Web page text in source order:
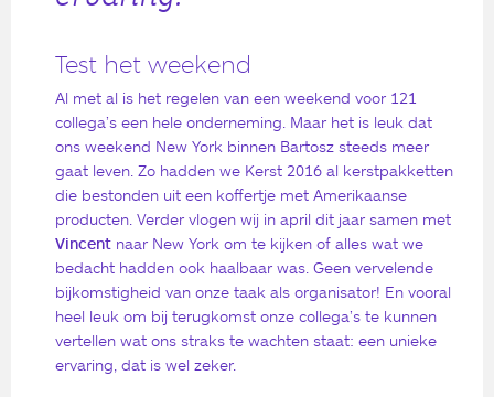
Test het weekend
Al met al is het regelen van een weekend voor 121
collega’s een hele onderneming. Maar het is leuk dat
ons weekend New York binnen Bartosz steeds meer
gaat leven. Zo hadden we Kerst 2016 al kerstpakketten
die bestonden uit een koffertje met Amerikaanse
producten. Verder vlogen wij in april dit jaar samen met
Vincent naar New York om te kijken of alles wat we
bedacht hadden ook haalbaar was. Geen vervelende
bijkomstigheid van onze taak als organisator! En vooral
heel leuk om bij terugkomst onze collega’s te kunnen
vertellen wat ons straks te wachten staat: een unieke
ervaring, dat is wel zeker.